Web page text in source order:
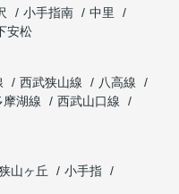
小手指南
中里
安松
西武狭山線
八高線
摩湖線
西武山口線
山ヶ丘
小手指